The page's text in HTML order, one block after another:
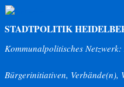
Direkt zum Inhalt
STADTPOLITIK
Kommunalpolitisches
Bürgerinitiativen, Verbände(n),